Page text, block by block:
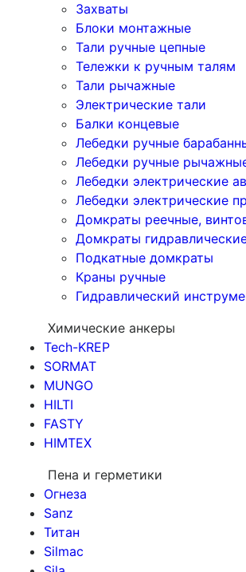
Захваты
Блоки монтажные
Тали ручные цепные
Тележки к ручным талям
Тали рычажные
Электрические тали
Балки концевые
Лебедки ручные
Лебедки ручные
Лебедки электрические
Лебедки электрические
Домкраты реечные,
Домкраты
Подкатные домкраты
Краны ручные
Гидравлический
Химические анкеры
Tech-KREP
SORMAT
MUNGO
HILTI
FASTY
HIMTEX
Пена и герметики
Огнеза
Sanz
Титан
Silmac